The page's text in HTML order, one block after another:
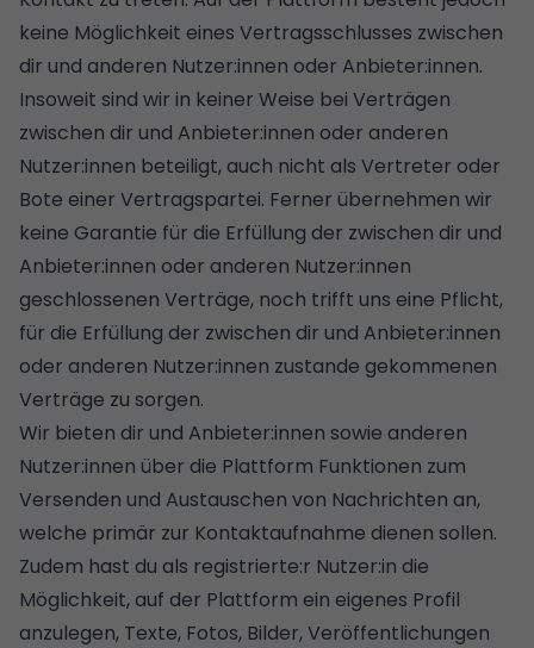
keine Möglichkeit eines Vertragsschlusses zwischen
dir und anderen Nutzer:innen oder Anbieter:innen.
Insoweit sind wir in keiner Weise bei Verträgen
zwischen dir und Anbieter:innen oder anderen
Nutzer:innen beteiligt, auch nicht als Vertreter oder
Bote einer Vertragspartei. Ferner übernehmen wir
keine Garantie für die Erfüllung der zwischen dir und
Anbieter:innen oder anderen Nutzer:innen
geschlossenen Verträge, noch trifft uns eine Pflicht,
für die Erfüllung der zwischen dir und Anbieter:innen
oder anderen Nutzer:innen zustande gekommenen
Verträge zu sorgen.
Wir bieten dir und Anbieter:innen sowie anderen
Nutzer:innen über die Plattform Funktionen zum
Versenden und Austauschen von Nachrichten an,
welche primär zur Kontaktaufnahme dienen sollen.
Zudem hast du als registrierte:r Nutzer:in die
Möglichkeit, auf der Plattform ein eigenes Profil
anzulegen, Texte, Fotos, Bilder, Veröffentlichungen